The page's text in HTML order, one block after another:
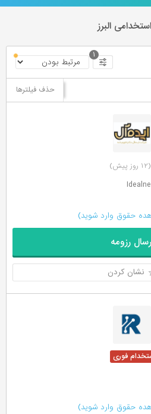
البرز
۱
حذف فیلترها
(۱۲ روز پیش)
حقوق وارد شوید)
رزومه
نشان کردن
حقوق وارد شوید)